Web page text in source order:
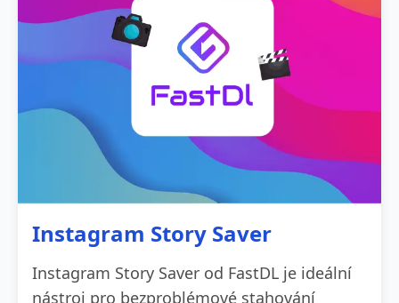
Instagram Story Saver
Instagram Story Saver od FastDL je ideální
nástroj pro bezproblémové stahování